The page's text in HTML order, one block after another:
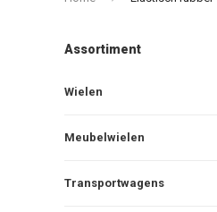
Assortiment
Wielen
Meubelwielen
Transportwagens